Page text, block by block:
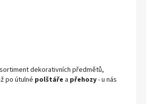
dekorativních předmětů,
po útulné polštáře a přehozy- u nás